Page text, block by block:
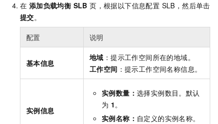
在 添加负载均衡 SLB 页，根据以下信息配置 SLB，然后单击
提交。
配置 说明
基本信息
地域 ：提示工作空间所在的地域。
工作空间 ：提示工作空间名称信息。
实例信息
实例数量： 选择实例数目。默认
为 1。
实例名称： 自定义的实例名称。